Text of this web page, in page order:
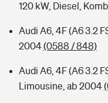
120 kW, Diesel,
Audi A6, 4F (A6 3.2
2004(0588 / 848)
Audi A6, 4F (A6 3.2
Limousine, ab 2004